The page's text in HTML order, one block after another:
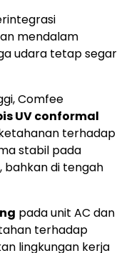
mendalam
udara tetap segar
Comfee
UV conformal
terhadap
stabil pada
, bahkan di tengah
pada unit AC dan
terhadap
lingkungan kerja